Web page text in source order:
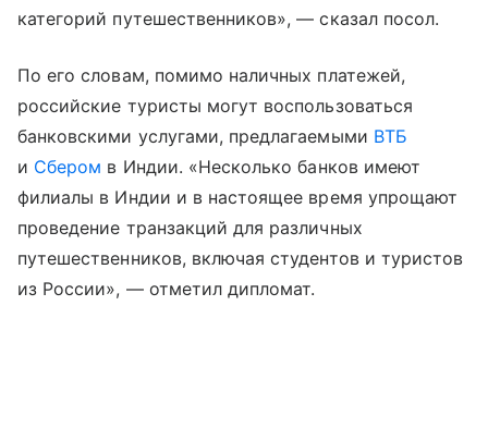
категорий путешественников», — сказал посол.
По его словам, помимо наличных платежей,
российские туристы могут воспользоваться
банковскими услугами, предлагаемыми ВТБ
и Сбером в Индии. «Несколько банков имеют
филиалы в Индии и в настоящее время упрощают
проведение транзакций для различных
путешественников, включая студентов и туристов
из России», — отметил дипломат.